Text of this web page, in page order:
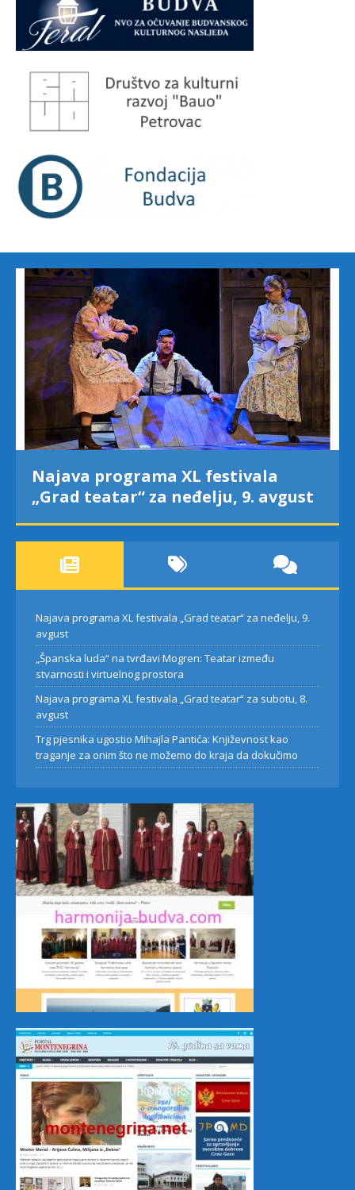
avgust
„Španska luda“ na tvrđavi
Teatar između stvarnosti i
Najava programa XL festivala „Grad teatar“ za neđelju, 9.
avgust
„Španska luda“ na tvrđavi Mogren: Teatar između
stvarnosti i virtuelnog prostora
Najava programa XL festivala „Grad teatar“ za subotu, 8.
avgust
Trg pjesnika ugostio Mihajla Pantića: Književnost kao
traganje za onim što ne možemo do kraja da dokučimo